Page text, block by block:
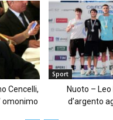
Cencelli,
omonimo
Sport
Nuoto –
d’argento